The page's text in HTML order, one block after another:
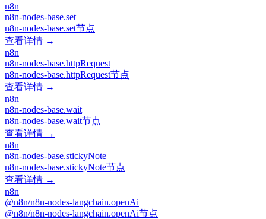
n8n
n8n-nodes-base.set
n8n-nodes-base.set节点
查看详情 →
n8n
n8n-nodes-base.httpRequest
n8n-nodes-base.httpRequest节点
查看详情 →
n8n
n8n-nodes-base.wait
n8n-nodes-base.wait节点
查看详情 →
n8n
n8n-nodes-base.stickyNote
n8n-nodes-base.stickyNote节点
查看详情 →
n8n
@n8n/n8n-nodes-langchain.openAi
@n8n/n8n-nodes-langchain.openAi节点